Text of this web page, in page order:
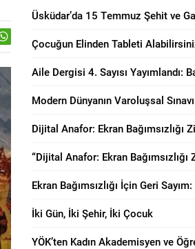
İki Gün, İki Şehir, İki Çocuk